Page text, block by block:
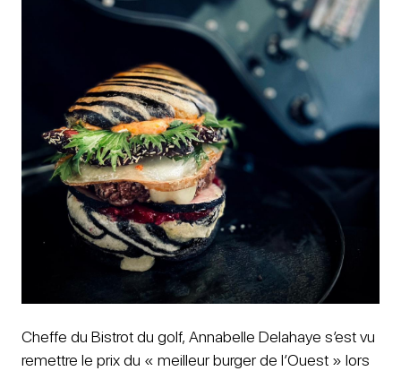
Cheffe du Bistrot du golf, Annabelle Delahaye s’est vu
remettre le prix du « meilleur burger de l’Ouest » lors